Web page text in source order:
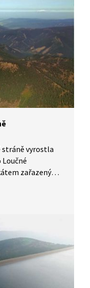
stráně vyrostla
zařazeným
let později.
reverzní
s námi zjistit, jak